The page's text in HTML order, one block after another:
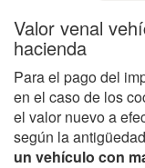
Valor venal
hacienda
Para el pago del
en el caso de los
el valor nuevo a
según la
un vehículo con